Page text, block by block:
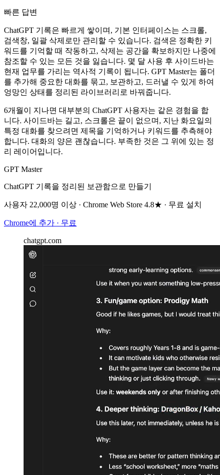
빠른 답변
ChatGPT 기록은 빠르게 쌓이며, 기본 인터페이스는 스크롤,
검색창, 일괄 삭제로만 관리할 수 있습니다. 검색은 정확한 키
워드를 기억할 때 작동하고, 삭제는 공간을 확보하지만 나중에
참조할 수 있는 모든 것을 잃습니다. 몇 달 사용 후 사이드바는
현재 업무를 가리는 역사적 기록이 됩니다. GPT Master는 폴더
를 추가해 중요한 대화를 묶고, 보관하고, 드러낼 수 있게 하여
엉망인 상태를 정리된 라이브러리로 바꿔줍니다.
6개월이 지나면 대부분의 ChatGPT 사용자는 같은 경험을 합
니다. 사이드바는 길고, 스크롤은 끝이 없으며, 지난 화요일의
특정 대화를 찾으려면 제목을 기억하거나 키워드를 추측해야
합니다. 대화의 양은 괜찮습니다. 부족한 것은 그 위에 있는 정
리 레이어입니다.
GPT Master
ChatGPT 기록을 정리된 보관함으로 만들기
사용자 22,000명 이상 · Chrome Web Store 4.8★ · 무료 설치
Chrome에 추가 · 무료
chatgpt.com